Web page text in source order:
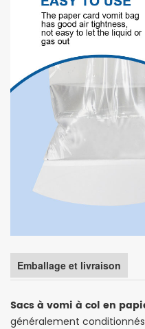
Emballage et livraison
Sacs à vomi à col en
généralement